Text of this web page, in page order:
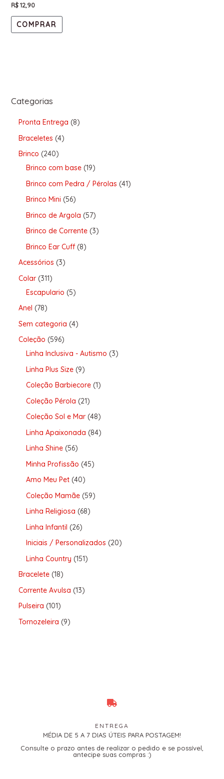
Categorias
Pronta Entrega 8
Braceletes 4
Brinco 240
Brinco com base 19
Brinco com Pedra / Pérolas 41
Brinco Mini 56
Brinco de Argola 57
Brinco de Corrente 3
Brinco Ear Cuff 8
Acessórios 3
Colar 311
Escapulario 5
Anel 78
Sem categoria 4
Coleção 596
Linha Inclusiva - Autismo 3
Linha Plus Size 9
Coleção Barbiecore 1
Coleção Pérola 21
Coleção Sol e Mar 48
Linha Apaixonada 84
Linha Shine 56
Minha Profissão 45
Amo Meu Pet 40
Coleção Mamãe 59
Linha Religiosa 68
Linha Infantil 26
Iniciais / Personalizados 20
Linha Country 151
Bracelete 18
Corrente Avulsa 13
Pulseira 101
Tornozeleira 9
R$12,90
COMPRAR
ENTREGA
MÉDIA DE 5 A 7 DIAS ÚTEIS PARA POSTAGEM!
Consulte o prazo antes de realizar o pedido e se possível,
antecipe suas compras :)